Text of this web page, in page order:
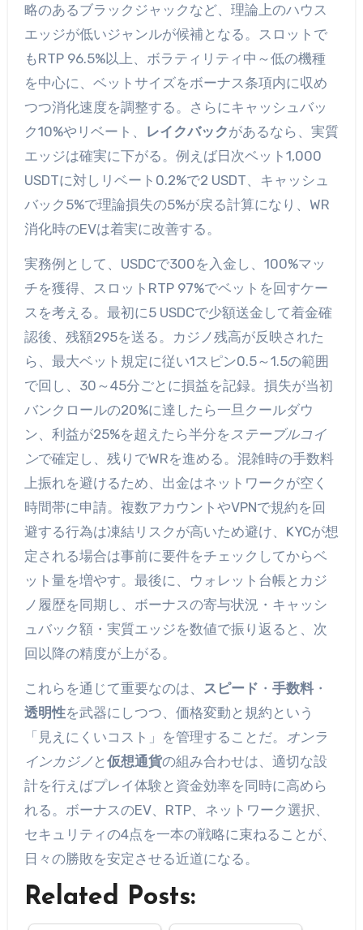
略のあるブラックジャックなど、理論上のハウス
エッジが低いジャンルが候補となる。スロットで
もRTP 96.5%以上、ボラティリティ中～低の機種
を中心に、ベットサイズをボーナス条項内に収め
つつ消化速度を調整する。さらにキャッシュバッ
ク10%やリベート、
レイクバックがあるなら、実質
エッジは確実に下がる。例えば日次ベット1,000
USDTに対しリベート0.2%で2 USDT、キャッシュ
バック5%で理論損失の5%が戻る計算になり、WR
消化時のEVは着実に改善する。
実務例として、USDCで300を入金し、100%マッ
チを獲得、スロットRTP 97%でベットを回すケー
スを考える。最初に5 USDCで少額送金して着金確
認後、残額295を送る。カジノ残高が反映された
ら、最大ベット規定に従い1スピン0.5～1.5の範囲
で回し、30～45分ごとに損益を記録。損失が当初
バンクロールの20%に達したら一旦クールダウ
ン、利益が25%を超えたら半分を ステーブルコイ
ンで確定し、残りでWRを進める。混雑時の手数料
上振れを避けるため、出金はネットワークが空く
時間帯に申請。複数アカウントやVPNで規約を回
避する行為は凍結リスクが高いため避け、KYCが想
定される場合は事前に要件をチェックしてからベ
ット量を増やす。最後に、ウォレット台帳とカジ
ノ履歴を同期し、ボーナスの寄与状況・キャッシ
ュバック額・実質エッジを数値で振り返ると、次
回以降の精度が上がる。
これらを通じて重要なのは、 スピード ・ 手数料・
透明性を武器にしつつ、価格変動と規約という
「見えにくいコスト」を管理することだ。
オンラ
インカジノ と 仮想通貨の組み合わせは、適切な設
計を行えばプレイ体験と資金効率を同時に高めら
れる。ボーナスのEV、RTP、ネットワーク選択、
セキュリティの4点を一本の戦略に束ねることが、
日々の勝敗を安定させる近道になる。
Related Posts: